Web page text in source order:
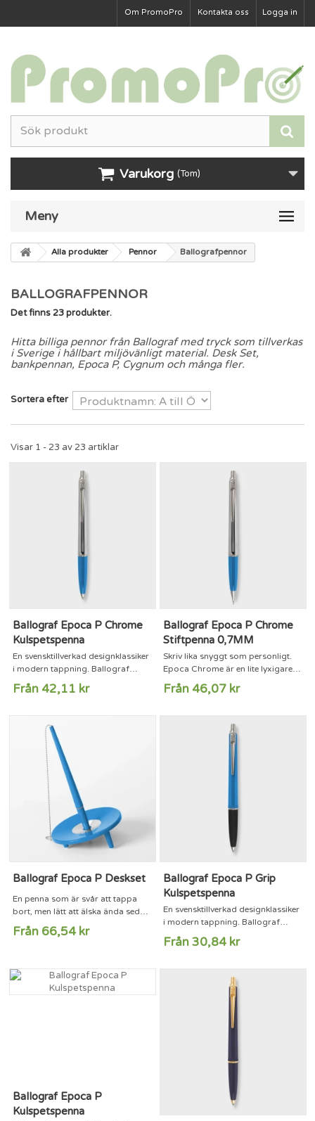
Logga in
Kontakta oss
Om PromoPro
Varukorg (Tom)
Meny
Alla produkter Pennor Ballografpennor
BALLOGRAFPENNOR
Det finns 23 produkter.
Hitta billiga pennor från Ballograf med tryck som tillverkas
i Sverige i hållbart miljövänligt material. Desk Set,
bankpennan, Epoca P, Cygnum och många fler.
Sortera efter
Visar 1 - 23 av 23 artiklar
Ballograf Epoca P Chrome
Kulspetspenna
En svensktillverkad designklassiker
i modern tappning. Ballograf
Epoca Grip är precis vad den
heter: vår älskade Epoca med ett
Perfekt för dig som gillar en lite
mjukare skrivkänsla.Spets:
MediumBläckfärg: BlåEpoca har
funnits sedan 1961 och är
fortfarande en storsäljare både
här i Sverige...
Från 42,11 kr
Ballograf Epoca P Chrome
Stiftpenna 0,7MM
Skriv lika snyggt som personligt.
Epoca Chrome är en lite lyxigare
version av vår svensktillverkade
designklassiker. Den kromade
namngravyr. En utsökt present till
någon du tycker om.Spets:
MediumBläckfärg: BlåEpoca har
funnits sedan 1961 och är
Från 46,07 kr
Ballograf Epoca P Deskset
En penna som är svår att tappa
bort, men lätt att älska ända sedan
1961. Desk Set skapades för att
banker och postkontor inte skulle
i formgivningens finrum och
upptäcks ständigt av nya
Från 66,54 kr
Ballograf Epoca P Grip
Kulspetspenna
En svensktillverkad designklassiker
i modern tappning. Ballograf
Epoca Grip är precis vad den
heter: vår älskade Epoca med ett
Perfekt för dig som gillar en lite
mjukare skrivkänsla.Spets:
MediumBläckfärg: BlåEpoca har
funnits sedan 1961 och är
Från 30,84 kr
Ballograf Epoca P
Kulspetspenna